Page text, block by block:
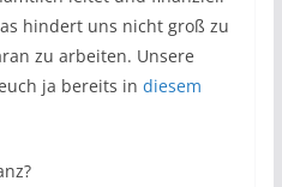
hindert uns nicht groß zu
zu arbeiten. Unsere
ja bereits in diesem